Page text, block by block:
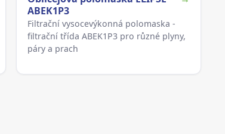
ABEK1P3
Filtrační vysocevýkonná polomaska -
filtrační třída ABEK1P3 pro různé plyny,
páry a prach